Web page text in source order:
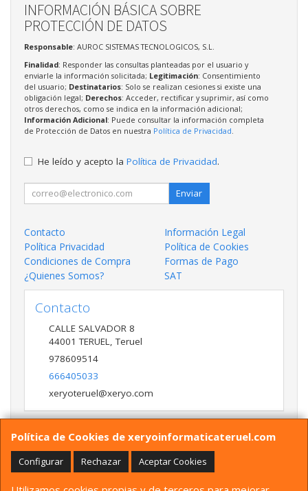
Política de Cookies de xeryoinformaticateruel.com
Configurar Rechazar Aceptar Cookies
INFORMACIÓN BÁSICA SOBRE
PROTECCIÓN DE DATOS
Responsable: AUROC SISTEMAS TECNOLOGICOS, S.L.
Finalidad: Responder las consultas planteadas por el usuario y
enviarle la información solicitada; Legitimación: Consentimiento
del usuario; Destinatarios: Solo se realizan cesiones si existe una
obligación legal; Derechos: Acceder, rectificar y suprimir, así como
otros derechos, como se indica en la información adicional;
Información Adicional: Puede consultar la información completa
de Protección de Datos en nuestra Política de Privacidad.
He leído y acepto la Política de Privacidad.
Enviar
Contacto
Información Legal
Política Privacidad
Política de Cookies
Condiciones de Compra
Formas de Pago
¿Quienes Somos?
SAT
Contacto
CALLE SALVADOR 8
44001 TERUEL ,Teruel
978609514
666405033
xeryoteruel@xeryo.com
Horario
LUNES A VIERNES 9:30 A 13:30 17:00 a 20:00 Y
SÁBADO 10:00 A 13:30